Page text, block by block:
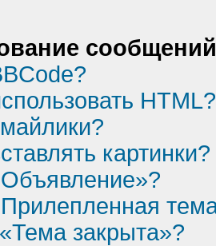
HTML?
картинки?
закрыта»?